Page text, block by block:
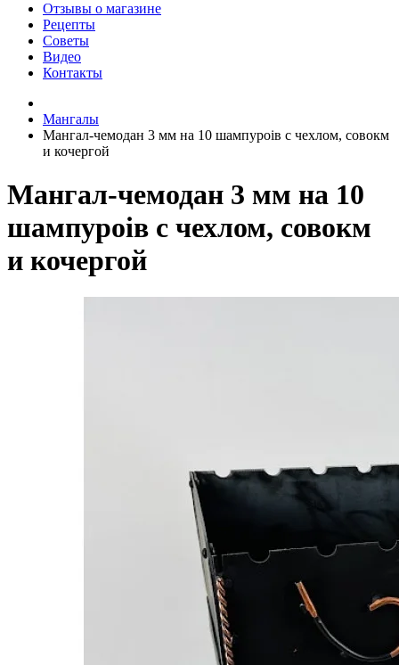
Отзывы о магазине
Рецепты
Советы
Видео
Контакты
Мангалы
Мангал-чемодан 3 мм на 10 шампуроів с чехлом, совокм
и кочергой
Мангал-чемодан 3 мм на 10
шампуроів с чехлом, совокм
и кочергой